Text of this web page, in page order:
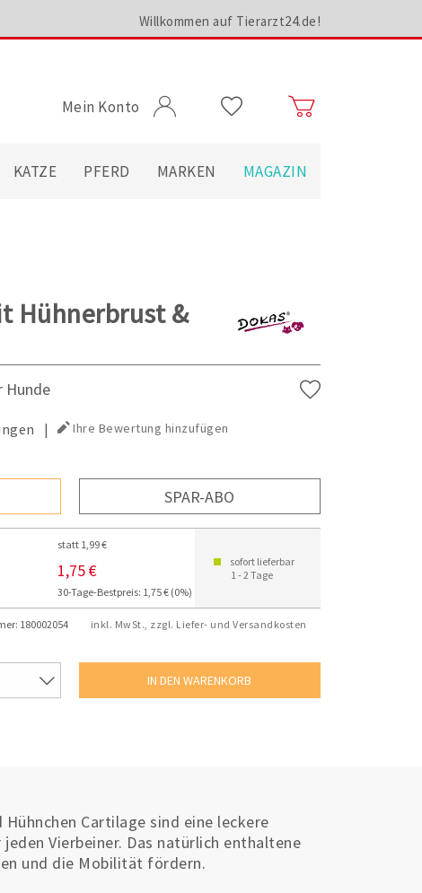
Willkommen auf Tierarzt24.de!
Mein Konto
KATZE PFERD MARKEN MAGAZIN
Hühnerbrust &
| Ihre Bewertung hinzufügen
SPAR-ABO
statt 1,99 €
1,75 €
30-Tage-Bestpreis: 1,75 € (0%)
sofort lieferbar
1 - 2 Tage
180002054 inkl. MwSt., zzgl. Liefer- und Versandkosten
Cartilage sind eine leckere
Vierbeiner. Das natürlich enthaltene
und die Mobilität fördern.